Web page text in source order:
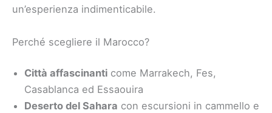
un’esperienza indimenticabile.
Perché scegliere il Marocco?
Città affascinanti come Marrakech, Fes,
Casablanca ed Essaouira
Deserto del Sahara con escursioni in cammello e